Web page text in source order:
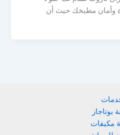
وأمان مطبخك حيث أن
بوتاجاز
مكيفات